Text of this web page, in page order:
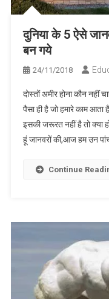
दुनिया के 5 ऐसे
बन गये
24/11/2018
दोस्तों अमीर होना कौन नहीं
पैसा ही है जो हमारे काम
इसकी जरूरत नहीं है तो क्या
हूं जानवरों की,आज हम उन
Continue